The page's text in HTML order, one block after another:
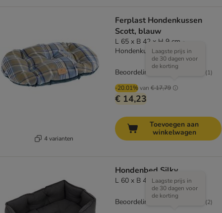
4 varianten
Ferplast Hondenkussen
Scott, blauw
L 65 x B 42 x H 9 cm -
Hondenkussen Scott
-20.01%van € 17,79
Laagste prijs in
de 30 dagen voor
de korting
€ 14,23
Beoordeling: 5/5 (1)
Toevoegen aan
winkelwagen
Hondenbed Silky
L 60 x B 40 x H 20 cm
Laagste prijs in
de 30 dagen voor
de korting
Beoordeling: 3/5 (2)